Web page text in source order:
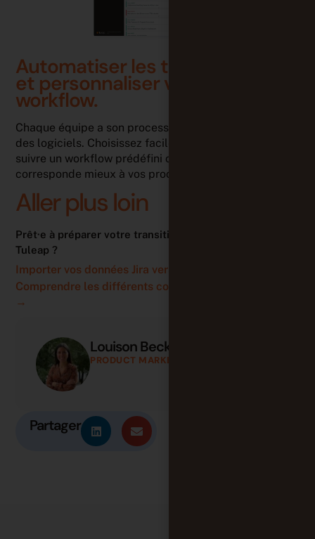
Automatiser les tâches. Créer
et personnaliser votre propre
workflow.
Chaque équipe a son processus unique de livraison
des logiciels. Choisissez facilement si vous préférez
suivre un workflow prédéfini ou en construire un qui
corresponde mieux à vos processus spécifiques.
Aller plus loin
Prêt·e à préparer votre transition depuis Jira vers
Tuleap ?
Importer vos données Jira vers Tuleap →
Comprendre les différents concepts de Tuleap et Jira
→
Louison Beck
PRODUCT MARKETING MANAGER
Partager